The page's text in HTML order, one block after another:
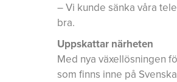
– Vi kunde sänka våra
bra.
Uppskattar närheten
Med nya växellösningen
som finns inne på